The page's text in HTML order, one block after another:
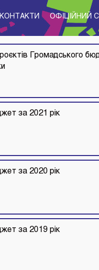
КОНТАКТИ ОФІЦІЙНИЙ
Громадського
за 2021 рік
за 2020 рік
за 2019 рік